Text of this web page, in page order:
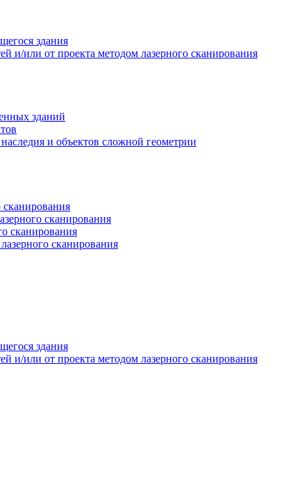
здания
и/или от проекта методом лазерного сканирования
зданий
и объектов сложной геометрии
сканирования
сканирования
сканирования
сканирования
здания
и/или от проекта методом лазерного сканирования